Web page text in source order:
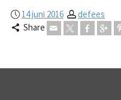
14 juni 2016
defees
Share